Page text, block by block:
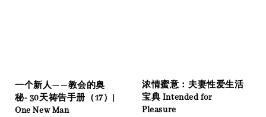
一个新人——教会的奥
秘- 30天祷告手册（17）|
One New Man
浓情蜜意：夫妻性爱生活
宝典 Intended for
Pleasure